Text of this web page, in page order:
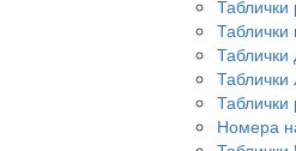
Таблички
Таблички
Таблички
Таблички
Номера